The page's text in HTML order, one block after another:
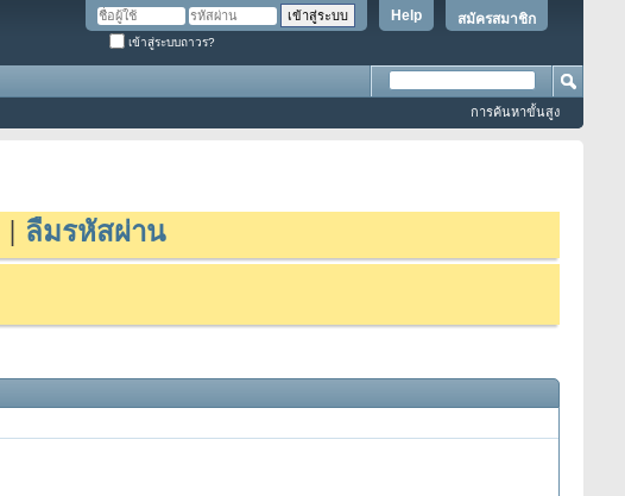
สมัครสมาชิก
Help
เข้าสู่ระบบถาวร?
การค้นหาขั้นสูง
ลืมรหัสผ่าน